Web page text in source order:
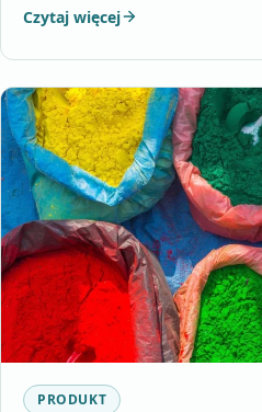
Czytaj więcej
PRODUKT